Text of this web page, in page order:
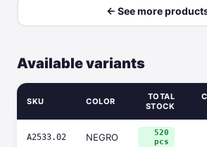
← See more
Available variants
SKU COLOR
TOTAL
STOCK
A2533.02 NEGRO
520
pcs